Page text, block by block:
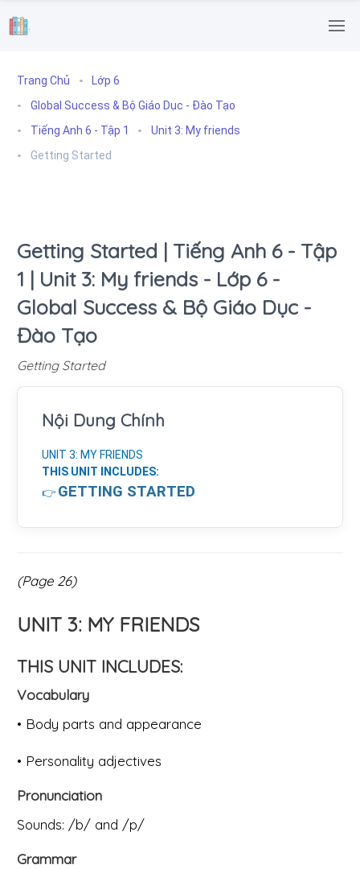
.
Trang Chủ
Lớp 6
Global Success & Bộ Giáo Dục - Đào Tạo
Tiếng Anh 6 - Tập 1
Unit 3: My friends
Getting Started
Getting Started | Tiếng Anh 6 - Tập
1 | Unit 3: My friends - Lớp 6 -
Global Success & Bộ Giáo Dục -
Đào Tạo
Getting Started
Nội Dung Chính
UNIT 3: MY FRIENDS
THIS UNIT INCLUDES:
👉 GETTING STARTED
(Page 26)
UNIT 3: MY FRIENDS
THIS UNIT INCLUDES:
Vocabulary
• Body parts and appearance
• Personality adjectives
Pronunciation
Sounds: /b/ and /p/
Grammar